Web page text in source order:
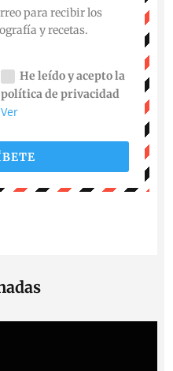
para recibir los
y recetas.
He leído y acepto la
política de privacidad
Ver